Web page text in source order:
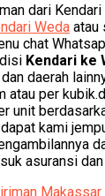
dari
Weda atau
chat
Kendari ke
dan daerah
per
unit
kami
asuransi